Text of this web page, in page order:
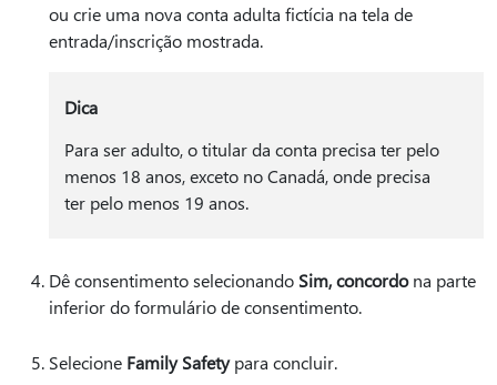
ou crie uma nova conta adulta fictícia na tela de
entrada/inscrição mostrada.
Dica
Para ser adulto, o titular da conta precisa ter pelo
menos 18 anos, exceto no Canadá, onde precisa
ter pelo menos 19 anos.
Dê consentimento selecionando Sim, concordona parte
inferior do formulário de consentimento.
Selecione Family Safetypara concluir.